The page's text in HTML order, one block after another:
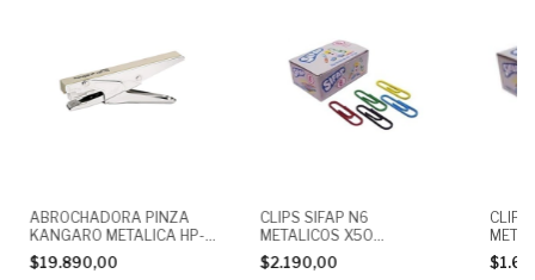
ABROCHADORA PINZA
KANGARO METALICA HP-
15 P/BROCHES N10
$19.890,00
CLIPS SIFAP N6
METALICOS X50
FORRADOS COLOR
$2.190,00
CLIPS